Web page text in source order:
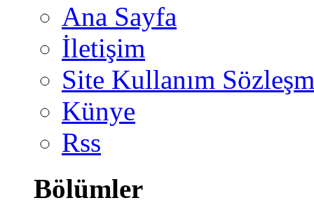
Ana Sayfa
İletişim
Site Kullanım
Künye
Rss
Bölümler